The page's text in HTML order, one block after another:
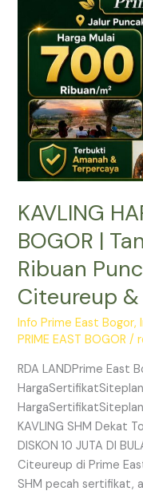
KAVLING
BOGOR |
Ribuan
Citeureup
Info Prime East Bogor,
PRIME EAST BOGOR /
RDA LANDPrime East
KAVLING SHM Dekat
DISKON 10 JUTA DI
Citeureup di Prime
SHM pecah sertifikat,
Tanah
700
Ribuan
Puncak
Dekat
Citeureup
Exit
Tol